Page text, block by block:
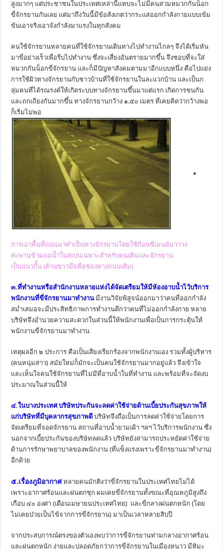
สูงมากๆ แต่ประชาชนในประเทศเหล่านี้แทบจะไม่มีคนสวมหมวกกันน็อก
ขี่จักรยานกันเลย แต่มาถึงวันนี้มีข้อสังเกตว่ากระแสออกกำลังกายแบบเข้ม
ข้นเอาจริงเอาจังกำลังมาแรงในทุกสังคม
คนใช้จักรยานหลายคนที่ใช้จักรยานเดินทางไปทำงานไกลๆ จึงได้เริ่มหัน
มาขี่อย่างเร็วเพื่อรีบไปทำงาน ซึ่งจะเสี่ยงอันตรายมากขึ้น จึงชอบที่จะใส่
หมวกกันน็อกขี่จักรยาน และก็มีปัญหาสังคมตามมาอีกแบบหนึ่ง คือไปแย่ง
การใช้ผิวทางจักรยานกับชาวบ้านที่ใช้จักรยานในละแวกบ้าน และเป็นก
ลุ่มคนที่ได้รณรงค์ให้เกิดระบบทางจักรยานขึ้นมาแต่แรก เกิดการชนกัน
และถกเถียงกันมากขึ้น ทางจักรยานกว้าง ๑.๕๐ เมตร ที่เคยคิดว่ากว้างพอ
ก็เริ่มไม่พอ
การเอาพื้นที่ถนนมาทำเป็นทางจักรยานโดยใช้ก้อนซีเมนต์มาวาง
สะพานข้ามแม่น้ำในสเปนเฉพาะสำหรับคนเดินและจักรยาน
เป็นแนวกัั้น (ด้านขวามือคือช่องทางถนนเดิม)
๓.ที่ทำงานหรือสำนักงานหลายแห่งได้จัดเตรียมให้มีห้องอาบน้ำไว้บริการ
พนักงานที่ขี่จักรยานมาทำงาน มีงานวิจัยพิสูจน์ออกมาว่าคนที่ออกกำลัง
สม่ำเสมอจะมีประสิทธิภาพการทำงานดีกว่าคนที่ไม่ออกกำลังกาย หลาย
บริษัทจึงอำนวยความสะดวกในส่วนนี้ให้พนักงานเพื่อเป็นการกระตุ้นให้
พนักงานขี่จักรยานมาทำงาน
เหตุผลอีก ๒ ประการ คือเป็นเสียงเรียกร้องจากพนักงานเอง รวมทั้งผู้บริหาร
(คนหนุ่มสาว) สมัยใหม่ก็มักจะเป็นคนใช้จักรยานมากอยู่แล้ว จึงเข้าใจ
และเห็นใจคนใช้จักรยานที่ไม่มีที่อาบน้ำในที่ทำงาน และพร้อมที่จะจัดงบ
ประมาณในส่วนนี้ให้
๔.ในบางประเทศ บริษัทประกันจะลดค่าใช้จ่ายด้านเบี้ยประกันสุขภาพให้
แก่บริษัทที่มีบุคลากรสุขภาพดี บริษัทจึงถือเป็นการลดค่าใช้จ่ายโดยการ
จัดเตรียมที่จอดจักรยาน สถานที่อาบน้ำยามเฝ้า ฯลฯ ไว้บริการพนักงาน ซึ่ง
นอกจากเบี้ยประกันของบริษัทลดแล้ว บริษัทยังสามารถประหยัดค่าใช้จ่าย
ด้านการรักษาพยาบาลของพนักงาน (ที่แข็งแรงเพราะขี่จักรยานมาทำงาน)
อีกด้วย
๕.เรื่องภูมิอากาศหลายคนมักติงว่าขี่จักรยานในประเทศไทยไม่ได้
เพราะอากาศร้อนและฝนตกชุก ผมเคยขี่จักรยานทั้งขณะที่อุณหภูมิสูงถึง
เกือบ ๔๐ องศา (เดือนเมษายนประเทศไทย) และขี่กลางฝนตกหนัก (โดย
ไม่เคยป่วยเป็นไข้จากการขี่จักรยาน) มาเป็นเวลาหลายสิบปี
จากประสบการณ์ตรงของตัวเองพบว่าการขี่จักรยานท่ามกลางอากาศร้อน
และฝนตกหนัก ง่ายและปลอดภัยกว่าการขี่จักรยานในเมืองหนาว มีหิมะ